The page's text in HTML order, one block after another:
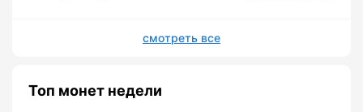
смотреть все
Топ монет недели